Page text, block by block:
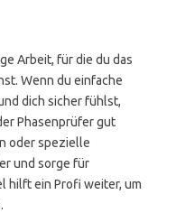
Arbeit, für die du das
Wenn du einfache
dich sicher fühlst,
Phasenprüfer gut
oder spezielle
und sorge für
hilft ein Profi weiter, um